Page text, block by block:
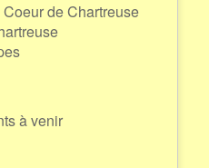
de Chartreuse
à venir